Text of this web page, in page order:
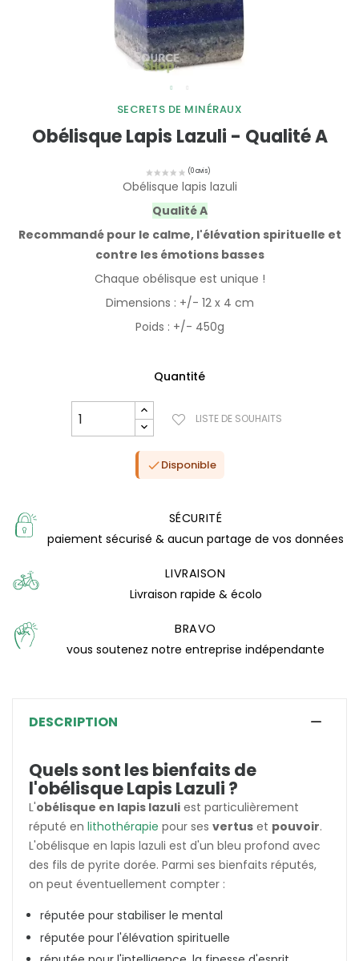
SECRETS DE MINÉRAUX
Obélisque Lapis Lazuli - Qualité A
Obélisque lapis lazuli
Qualité A
Recommandé pour le calme, l'élévation spirituelle et
contre les émotions basses
Chaque obélisque est unique !
Dimensions : +/- 12 x 4 cm
Poids : +/- 450g
Quantité
LISTE DE SOUHAITS
Disponible
SÉCURITÉ
paiement sécurisé & aucun partage de vos données
LIVRAISON
Livraison rapide & écolo
BRAVO
vous soutenez notre entreprise indépendante
DESCRIPTION
Quels sont les bienfaits de
l'obélisque Lapis Lazuli ?
L'obélisque en lapis lazuli est particulièrement
réputé en lithothérapie pour ses vertus et pouvoir.
L'obélisque en lapis lazuli est d'un bleu profond avec
des fils de pyrite dorée. Parmi ses bienfaits réputés,
on peut éventuellement compter :
réputée pour stabiliser le mental
réputée pour l'élévation spirituelle